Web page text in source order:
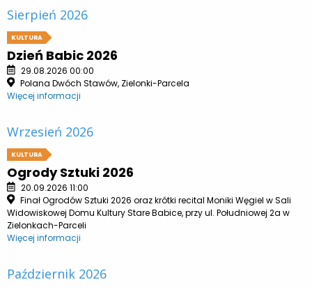
Sierpień 2026
KULTURA
Dzień Babic 2026
29.08.2026 00:00
Polana Dwóch Stawów, Zielonki-Parcela
Więcej informacji
Wrzesień 2026
KULTURA
Ogrody Sztuki 2026
20.09.2026 11:00
Finał Ogrodów Sztuki 2026 oraz krótki recital Moniki Węgiel w Sali
Widowiskowej Domu Kultury Stare Babice, przy ul. Południowej 2a w
Zielonkach-Parceli
Więcej informacji
Październik 2026